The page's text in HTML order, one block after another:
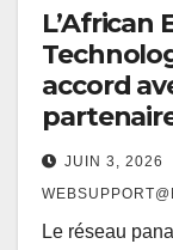
L’African
accord
JUIN 3, 2026
Le réseau